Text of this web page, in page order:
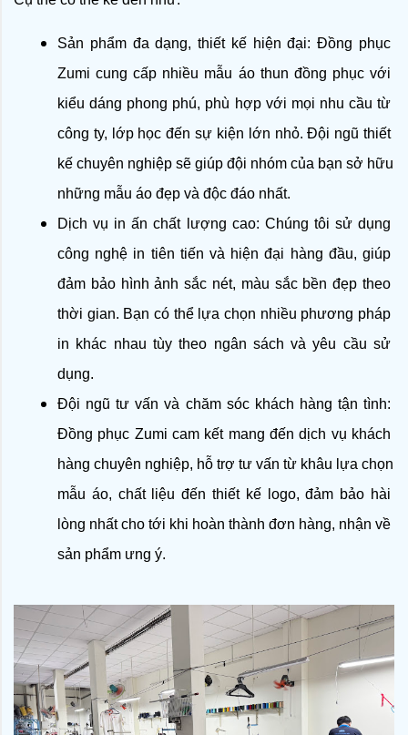
Sản phẩm đa dạng, thiết kế hiện đại: Đồng phục
Zumi cung cấp nhiều mẫu áo thun đồng phục với
kiểu dáng phong phú, phù hợp với mọi nhu cầu từ
công ty, lớp học đến sự kiện lớn nhỏ. Đội ngũ thiết
kế chuyên nghiệp sẽ giúp đội nhóm của bạn sở hữu
những mẫu áo đẹp và độc đáo nhất.
Dịch vụ in ấn chất lượng cao: Chúng tôi sử dụng
công nghệ in tiên tiến và hiện đại hàng đầu, giúp
đảm bảo hình ảnh sắc nét, màu sắc bền đẹp theo
thời gian. Bạn có thể lựa chọn nhiều phương pháp
in khác nhau tùy theo ngân sách và yêu cầu sử
dụng.
Đội ngũ tư vấn và chăm sóc khách hàng tận tình:
Đồng phục Zumi cam kết mang đến dịch vụ khách
hàng chuyên nghiệp, hỗ trợ tư vấn từ khâu lựa chọn
mẫu áo, chất liệu đến thiết kế logo, đảm bảo hài
lòng nhất cho tới khi hoàn thành đơn hàng, nhận về
sản phẩm ưng ý.